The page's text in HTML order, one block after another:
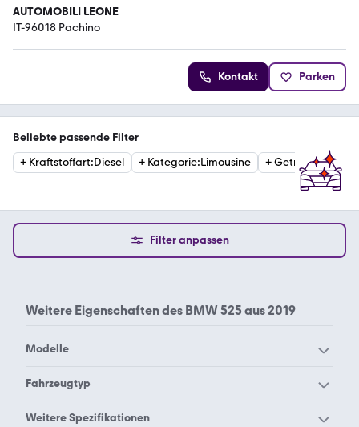
AUTOMOBILI LEONE
IT-96018 Pachino
Kontakt Parken
Beliebte passende Filter
+ Kraftstoffart:Diesel + Kategorie:Limousine +Getriebe:
Filter anpassen
Weitere Eigenschaften des BMW 525 aus 2019
Modelle
BMW 114
Fahrzeugtyp
BMW 525 Kombi 2004
Weitere Spezifikationen